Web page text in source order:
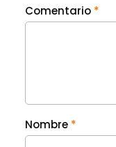
Comentario *
Nombre *